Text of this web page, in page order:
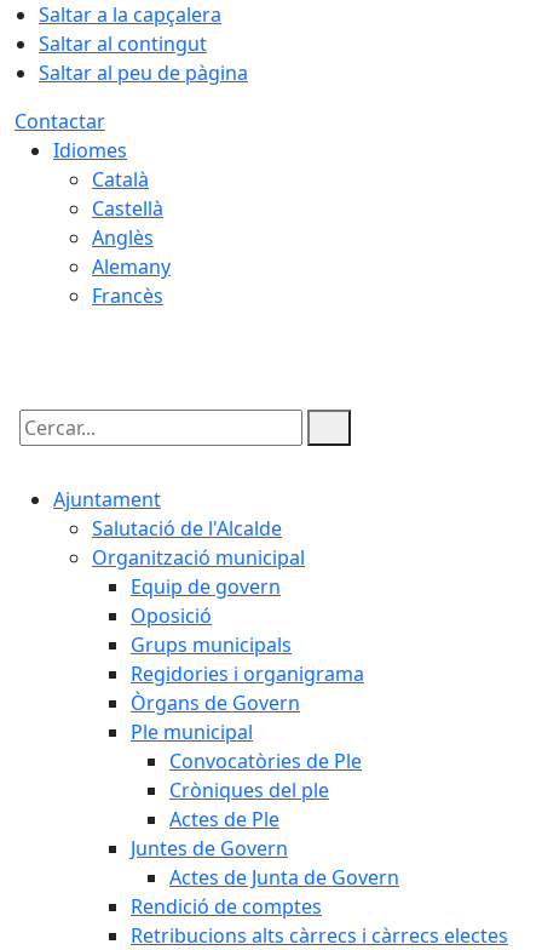
Saltar a la capçalera
Saltar al contingut
Saltar al peu de pàgina
Contactar
Idiomes
Català
Castellà
Anglès
Alemany
Francès
Cercar:
Ajuntament
Salutació de l'Alcalde
Organització municipal
Equip de govern
Oposició
Grups municipals
Regidories i organigrama
Òrgans de Govern
Ple municipal
Convocatòries de Ple
Cròniques del ple
Actes de Ple
Juntes de Govern
Actes de Junta de Govern
Rendició de comptes
Retribucions alts càrrecs i càrrecs electes